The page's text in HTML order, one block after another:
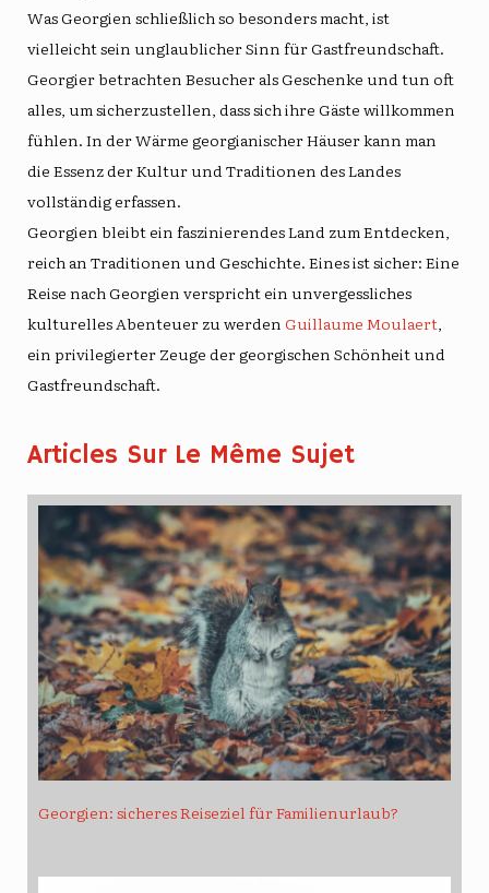
Was Georgien schließlich so besonders macht, ist
vielleicht sein unglaublicher Sinn für Gastfreundschaft.
Georgier betrachten Besucher als Geschenke und tun oft
alles, um sicherzustellen, dass sich ihre Gäste willkommen
fühlen. In der Wärme georgianischer Häuser kann man
die Essenz der Kultur und Traditionen des Landes
vollständig erfassen.
Georgien bleibt ein faszinierendes Land zum Entdecken,
reich an Traditionen und Geschichte. Eines ist sicher: Eine
Reise nach Georgien verspricht ein unvergessliches
kulturelles Abenteuer zu werden Guillaume Moulaert,
ein privilegierter Zeuge der georgischen Schönheit und
Gastfreundschaft.
Articles Sur Le Même Sujet
Georgien: sicheres Reiseziel für Familienurlaub?